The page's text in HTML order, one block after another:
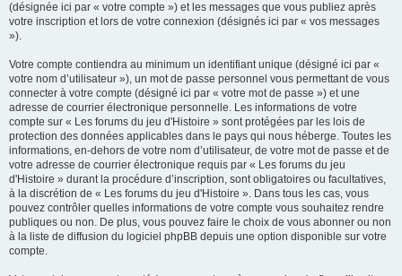
(désignée ici par « votre compte ») et les messages que vous publiez après
votre inscription et lors de votre connexion (désignés ici par « vos messages
»).
Votre compte contiendra au minimum un identifiant unique (désigné ici par «
votre nom d’utilisateur »), un mot de passe personnel vous permettant de vous
connecter à votre compte (désigné ici par « votre mot de passe ») et une
adresse de courrier électronique personnelle. Les informations de votre
compte sur « Les forums du jeu d'Histoire » sont protégées par les lois de
protection des données applicables dans le pays qui nous héberge. Toutes les
informations, en-dehors de votre nom d’utilisateur, de votre mot de passe et de
votre adresse de courrier électronique requis par « Les forums du jeu
d'Histoire » durant la procédure d’inscription, sont obligatoires ou facultatives,
à la discrétion de « Les forums du jeu d'Histoire ». Dans tous les cas, vous
pouvez contrôler quelles informations de votre compte vous souhaitez rendre
publiques ou non. De plus, vous pouvez faire le choix de vous abonner ou non
à la liste de diffusion du logiciel phpBB depuis une option disponible sur votre
compte.